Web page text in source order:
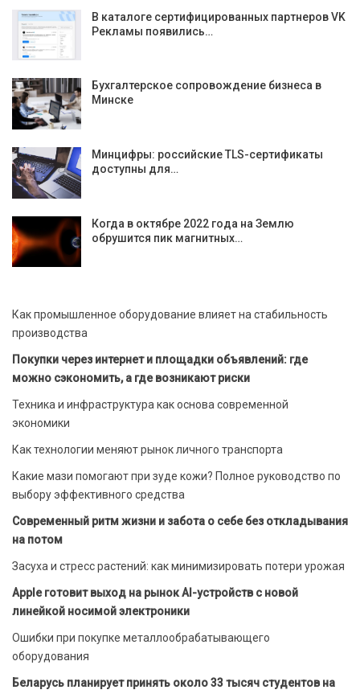
В каталоге сертифицированных партнеров VK
Рекламы появились…
Бухгалтерское сопровождение бизнеса в
Минске
Минцифры: российские TLS-сертификаты
доступны для…
Когда в октябре 2022 года на Землю
обрушится пик магнитных…
Как промышленное оборудование влияет на стабильность
производства
Покупки через интернет и площадки объявлений: где
можно сэкономить, а где возникают риски
Техника и инфраструктура как основа современной
экономики
Как технологии меняют рынок личного транспорта
Какие мази помогают при зуде кожи? Полное руководство по
выбору эффективного средства
Современный ритм жизни и забота о себе без откладывания
на потом
Засуха и стресс растений: как минимизировать потери урожая
Apple готовит выход на рынок AI-устройств с новой
линейкой носимой электроники
Ошибки при покупке металлообрабатывающего
оборудования
Беларусь планирует принять около 33 тысяч студентов на